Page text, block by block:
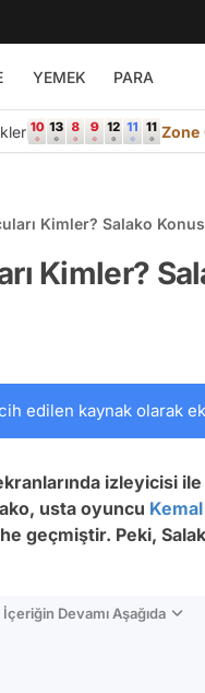
YEMEK PARA
Zone
Kimler? Salako
Kimler?
edilen kaynak olarak
izleyicisi ile
usta oyuncu
geçmiştir. Peki,
İçeriğin Devamı Aşağıda